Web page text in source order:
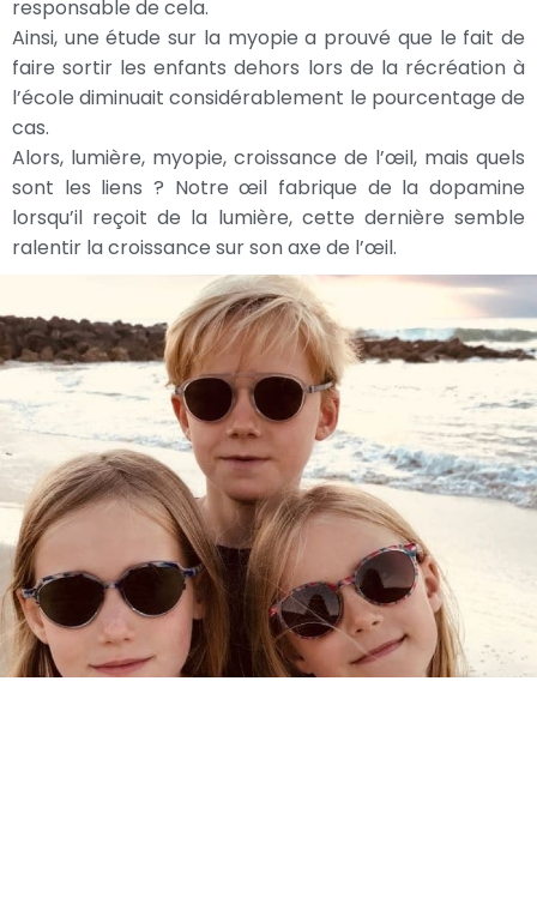
responsable de cela.
Ainsi, une étude sur la myopie a prouvé que le fait de
faire sortir les enfants dehors lors de la récréation à
l’école diminuait considérablement le pourcentage de
cas.
Alors, lumière, myopie, croissance de l’œil, mais quels
sont les liens ? Notre œil fabrique de la dopamine
lorsqu’il reçoit de la lumière, cette dernière semble
ralentir la croissance sur son axe de l’œil.